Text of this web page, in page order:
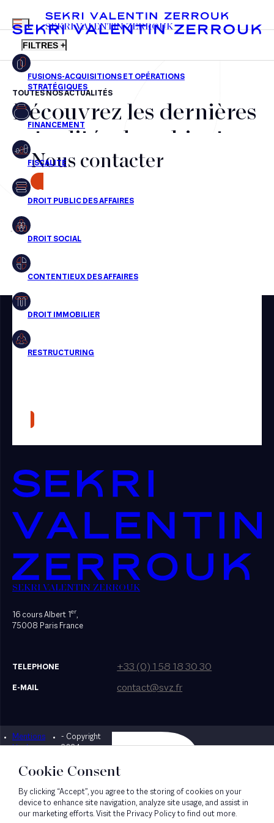
FR EN
MENU
SEKRI VALENTIN ZERROUK
FILTRES +
Fusions-acquisitions et opérations stratégiques
Financement
Fiscalité
Droit public des affaires
Droit social
Droit immobilier
Restructuring
Presse
TOUTES NOS ACTUALITÉS
Découvrez les dernières
actualités du cabinet,
nos récompenses et nos
transactions, jour après
jour
Aucun résultats pour cette recherche
Nous contacter
SEKRI VALENTIN ZERROUK
16 cours Albert 1er,
75008 Paris France
TELEPHONE +33 (0) 1 58 18 30 30
E-MAIL contact@svz.fr
Mentions
légales
- Copyright
2024
Designed by Bonhomme
Cookie Consent
By clicking “Accept”, you agree to the storing of cookies on your
device to enhance site navigation, analyze site usage, and assist in
our marketing efforts. Visit the Privacy Policy to find out more.